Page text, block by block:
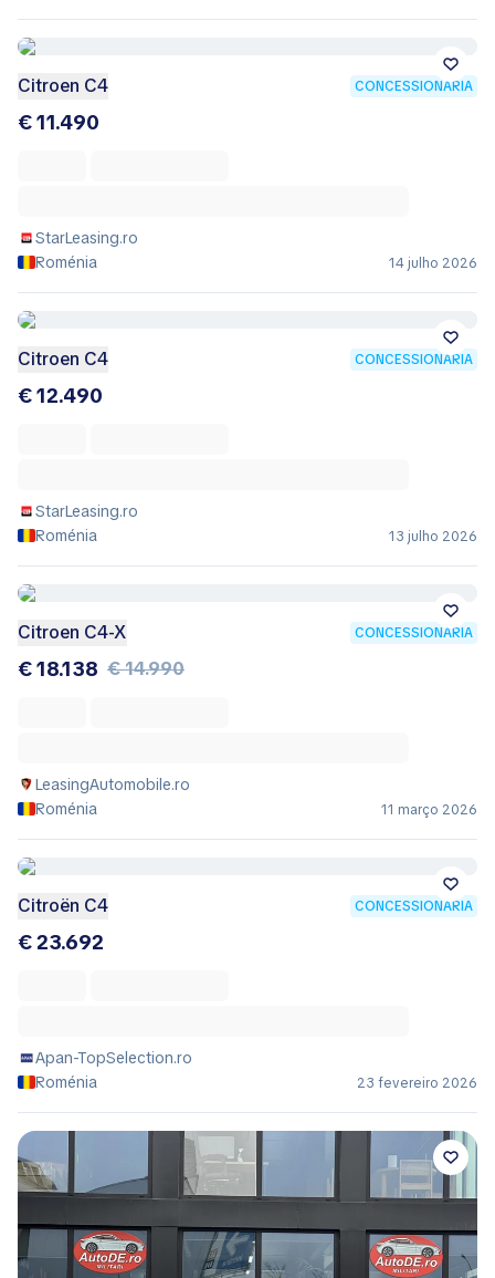
Citroen C4 CONCESSIONÁRIA
€ 11.490
StarLeasing.ro
Roménia
14 julho 2026
Citroen C4 CONCESSIONÁRIA
€ 12.490
StarLeasing.ro
Roménia
13 julho 2026
Citroen C4-X CONCESSIONÁRIA
€ 18.138 € 14.990
LeasingAutomobile.ro
Roménia
11 março 2026
Citroën C4 CONCESSIONÁRIA
€ 23.692
Apan-TopSelection.ro
Roménia
23 fevereiro 2026